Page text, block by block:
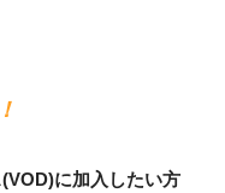
に加入したい方